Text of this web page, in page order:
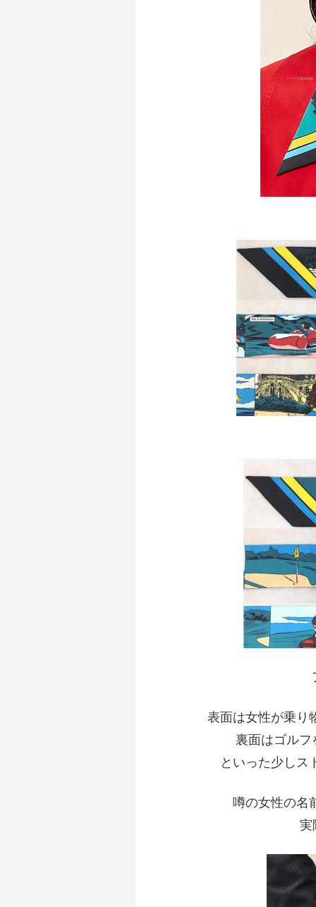
表面は女性が乗り
裏面はゴル
といった少しス
噂の女性の名
実